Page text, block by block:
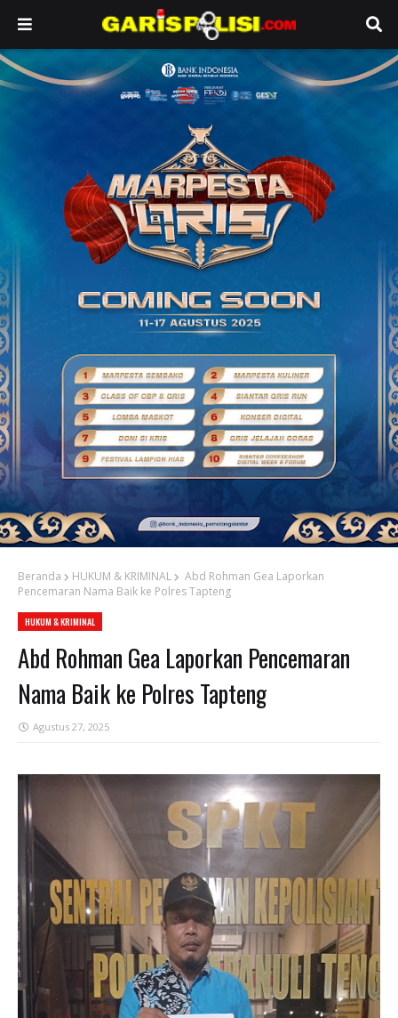
Beranda HUKUM & KRIMINAL
Abd Rohman Gea Laporkan
Pencemaran Nama Baik ke Polres Tapteng
HUKUM & KRIMINAL
Abd Rohman Gea Laporkan Pencemaran
Nama Baik ke Polres Tapteng
Agustus 27, 2025